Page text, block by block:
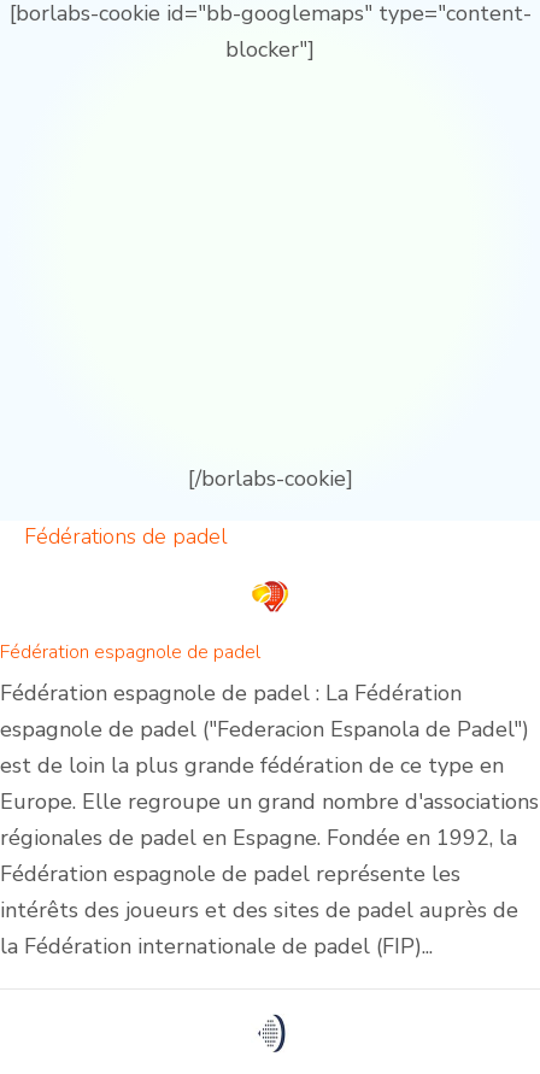
[borlabs-cookie id="bb-googlemaps" type="content-
blocker"]
[/borlabs-cookie]
Fédérations de padel
Fédération espagnole de padel
Fédération espagnole de padel : La Fédération
espagnole de padel ("Federacion Espanola de Padel")
est de loin la plus grande fédération de ce type en
Europe. Elle regroupe un grand nombre d'associations
régionales de padel en Espagne. Fondée en 1992, la
Fédération espagnole de padel représente les
intérêts des joueurs et des sites de padel auprès de
la Fédération internationale de padel (FIP)...